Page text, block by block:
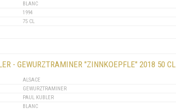
BLANC
1994
75 CL
- GEWURZTRAMINER "ZINNKOEPFLE" 2018 50 CL
ALSACE
GEWURZTRAMINER
PAUL KUBLER
BLANC